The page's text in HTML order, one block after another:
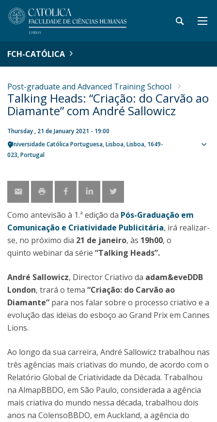
FCH-CATÓLICA
Post-graduate and Advanced Training School
Talking Heads: “Criação: do Carvão ao
Diamante” com André Sallowicz
Thursday , 21 de January 2021 - 19:00
Universidade Católica Portuguesa Lisboa Lisboa 1649-
023 Portugal
Como antevisão à 1.ª edição da Pós-Graduação em
Comunicação e Criatividade Publicitária, irá realizar-
se, no próximo dia 21 de janeiro, às 19h00, o
quinto webinar da série “Talking Heads”.
André Sallowicz, Director Criativo da adam&eveDDB
London, trará o tema “Criação: do Carvão ao
Diamante” para nos falar sobre o processo criativo e a
evolução das ideias do esboço ao Grand Prix em Cannes
Lions.
Ao longo da sua carreira, André Sallowicz trabalhou nas
três agências mais criativas do mundo, de acordo com o
Relatório Global de Criatividade da Década. Trabalhou
na AlmapBBDO, em São Paulo, considerada a agência
mais criativa do mundo nessa década, trabalhou dois
anos na ColensoBBDO, em Auckland, a agência do